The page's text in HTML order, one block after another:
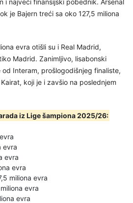
i najveći finansijski pobednik. Arsenal
je Bajern treći sa oko 127,5 miliona
evra otišli su i Real Madrid,
Madrid. Zanimljivo, lisabonski
Interam, prošlogodišnjeg finaliste,
koji je i zavšio na poslednjem
iz Lige šampiona 2025/26:
evra
evra
evra
miliona evra
evra
evra